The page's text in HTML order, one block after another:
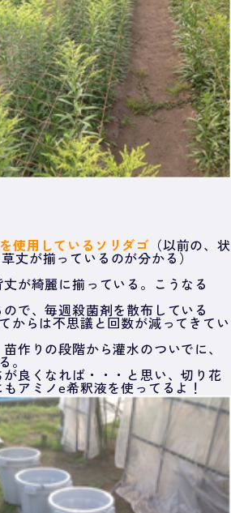
使用しているソリダゴ （以前の、状
丈が揃っているのが分かる）
が綺麗に揃っている。こうなる
で、毎週殺菌剤を散布している
からは不思議と回数が減ってきてい
作りの段階から灌水のついでに、
。
良くなれば・・・と思い、切り花
アミノe希釈液を使ってるよ！